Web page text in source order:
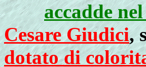
accadde
Cesare Giudici,
dotato di